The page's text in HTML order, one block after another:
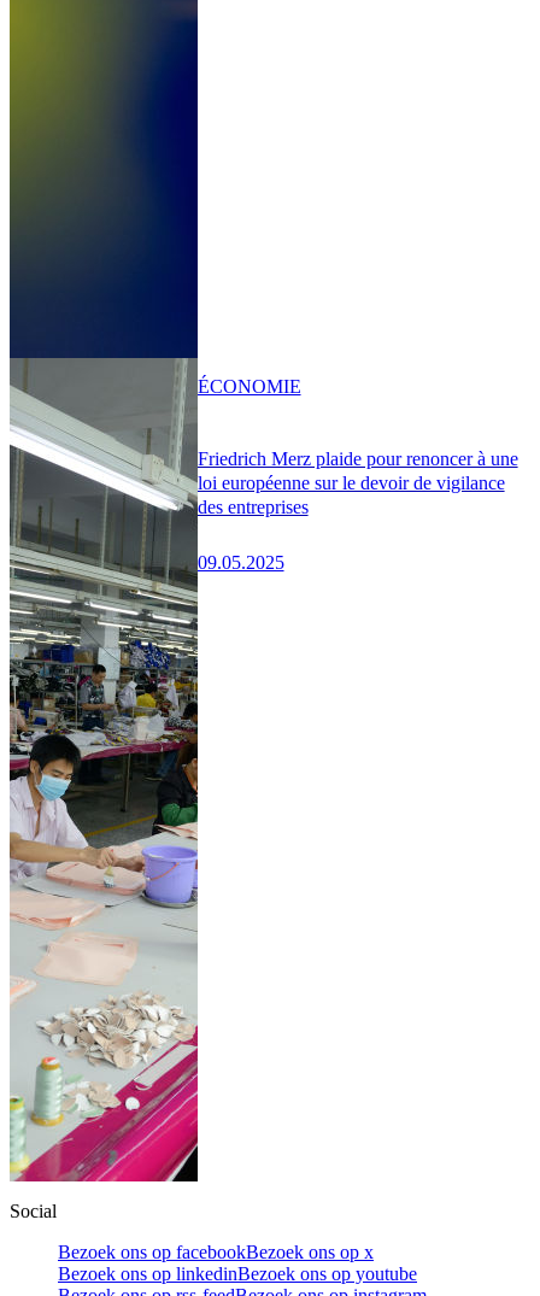
Friedrich Merz plaide pour renoncer à une
loi européenne sur le devoir de vigilance
des entreprises
09.05.2025
ÉCONOMIE
Social
Bezoek ons op facebookBezoek ons op x
Bezoek ons op linkedinBezoek ons op youtube